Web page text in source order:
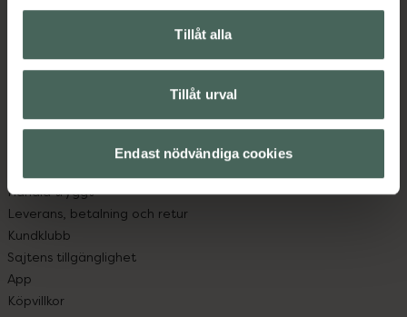
Tillåt alla
Tillåt urval
Endast nödvändiga cookies
datorn. Oavsett vem du är så är det vårt uppdrag att
hjälpa just dig att må lite bättre. Välkommen att prata
med oss.
Kontakta oss
Handla tryggt
Leverans, betalning och retur
Kundklubb
Sajtens tillgänglighet
App
Köpvillkor